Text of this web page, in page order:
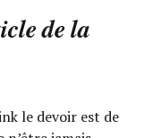
de la
le devoir est de